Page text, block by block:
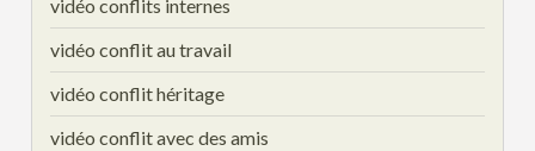
vidéo conflits internes
vidéo conflit au travail
vidéo conflit héritage
vidéo conflit avec des amis